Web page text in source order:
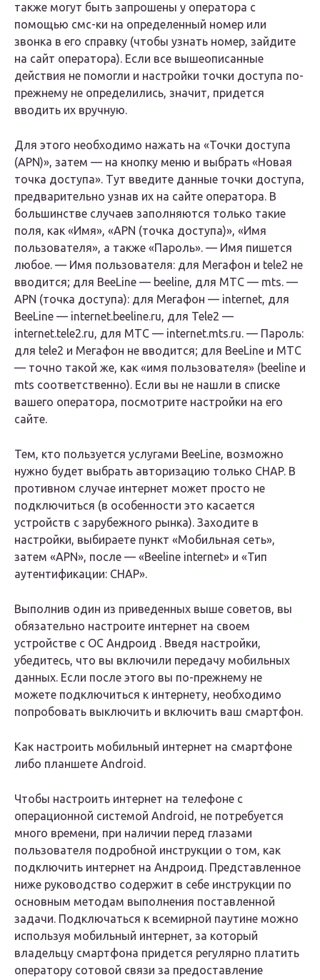
также могут быть запрошены у оператора с
помощью смс-ки на определенный номер или
звонка в его справку (чтобы узнать номер, зайдите
на сайт оператора). Если все вышеописанные
действия не помогли и настройки точки доступа по-
прежнему не определились, значит, придется
вводить их вручную.
Для этого необходимо нажать на «Точки доступа
(APN)», затем — на кнопку меню и выбрать «Новая
точка доступа». Тут введите данные точки доступа,
предварительно узнав их на сайте оператора. В
большинстве случаев заполняются только такие
поля, как «Имя», «APN (точка доступа)», «Имя
пользователя», а также «Пароль». — Имя пишется
любое. — Имя пользователя: для Мегафон и tele2 не
вводится; для BeeLine — beeline, для МТС — mts. —
APN (точка доступа): для Мегафон — internet, для
BeeLine — internet.beeline.ru, для Tele2 —
internet.tele2.ru, для МТС — internet.mts.ru. — Пароль:
для tele2 и Мегафон не вводится; для BeeLine и МТС
— точно такой же, как «имя пользователя» (beeline и
mts соответственно). Если вы не нашли в списке
вашего оператора, посмотрите настройки на его
сайте.
Тем, кто пользуется услугами BeeLine, возможно
нужно будет выбрать авторизацию только CHAP. В
противном случае интернет может просто не
подключиться (в особенности это касается
устройств с зарубежного рынка). Заходите в
настройки, выбираете пункт «Мобильная сеть»,
затем «APN», после — «Beeline internet» и «Тип
аутентификации: CHAP».
Выполнив один из приведенных выше советов, вы
обязательно настроите интернет на своем
устройстве с ОС Андроид . Введя настройки,
убедитесь, что вы включили передачу мобильных
данных. Если после этого вы по-прежнему не
можете подключиться к интернету, необходимо
попробовать выключить и включить ваш смартфон.
Как настроить мобильный интернет на смартфоне
либо планшете Android.
Чтобы настроить интернет на телефоне с
операционной системой Android, не потребуется
много времени, при наличии перед глазами
пользователя подробной инструкции о том, как
подключить интернет на Андроид. Представленное
ниже руководство содержит в себе инструкции по
основным методам выполнения поставленной
задачи. Подключаться к всемирной паутине можно
используя мобильный интернет, за который
владельцу смартфона придется регулярно платить
оператору сотовой связи за предоставление